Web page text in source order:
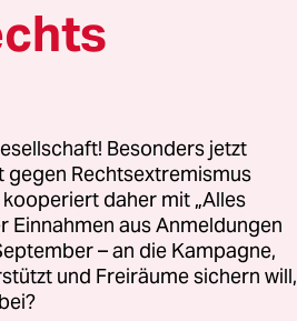
Verein
auf.
Besonders jetzt
gegen Rechtsextremismus
daher mit „Alles
Einnahmen aus Anmeldungen
– an die Kampagne,
und Freiräume sichern will,